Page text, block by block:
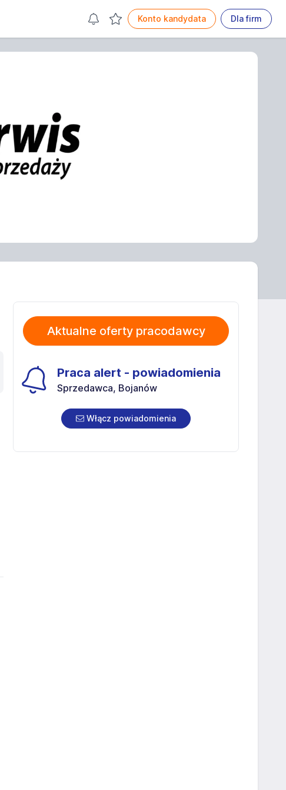
Konto kandydata Dla firm
Aktualne oferty pracodawcy
Praca alert - powiadomienia
Sprzedawca, Bojanów
Włącz powiadomienia